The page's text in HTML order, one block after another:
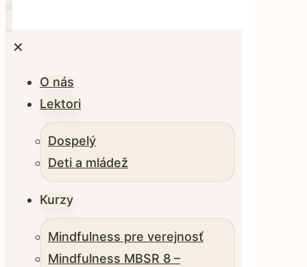
✕
O nás
Lektori
Dospelý
Deti a mládež
Kurzy
Mindfulness pre verejnosť
Mindfulness MBSR 8 –